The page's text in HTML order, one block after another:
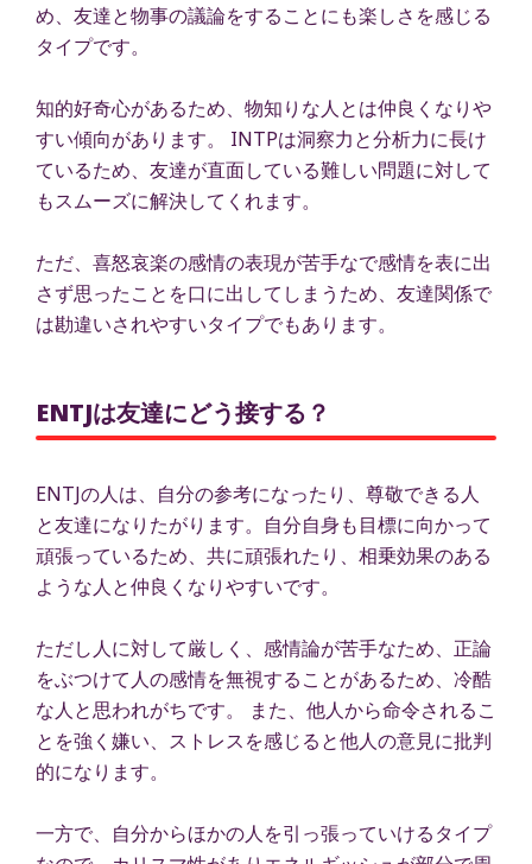
め、友達と物事の議論をすることにも楽しさを感じる
タイプです。
知的好奇心があるため、物知りな人とは仲良くなりや
すい傾向があります。 INTPは洞察力と分析力に長け
ているため、友達が直面している難しい問題に対して
もスムーズに解決してくれます。
ただ、喜怒哀楽の感情の表現が苦手なで感情を表に出
さず思ったことを口に出してしまうため、友達関係で
は勘違いされやすいタイプでもあります。
ENTJは友達にどう接する？
ENTJの人は、自分の参考になったり、尊敬できる人
と友達になりたがります。自分自身も目標に向かって
頑張っているため、共に頑張れたり、相乗効果のある
ような人と仲良くなりやすいです。
ただし人に対して厳しく、感情論が苦手なため、正論
をぶつけて人の感情を無視することがあるため、冷酷
な人と思われがちです。 また、他人から命令されるこ
とを強く嫌い、ストレスを感じると他人の意見に批判
的になります。
一方で、自分からほかの人を引っ張っていけるタイプ